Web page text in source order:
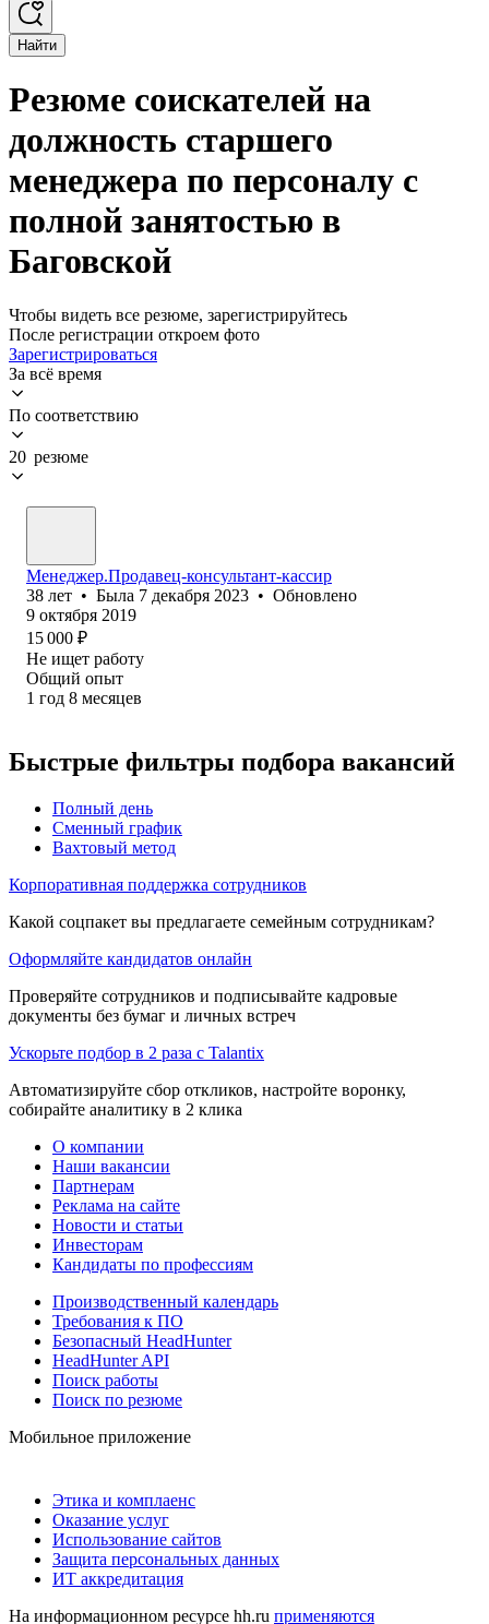
Найти
Резюме соискателей на
должность старшего
менеджера по персоналу с
полной занятостью в
Баговской
Чтобы видеть все резюме, зарегистрируйтесь
После регистрации откроем фото
Зарегистрироваться
За всё время
По соответствию
20 резюме
Менеджер.Продавец-консультант-кассир
38 лет • Была 7 декабря 2023 • Обновлено
9 октября 2019
15 000 ₽
Не ищет работу
Общий опыт
1 год 8 месяцев
Быстрые фильтры подбора вакансий
Полный день
Сменный график
Вахтовый метод
Корпоративная поддержка сотрудников
Какой соцпакет вы предлагаете семейным сотрудникам?
Оформляйте кандидатов онлайн
Проверяйте сотрудников и подписывайте кадровые
документы без бумаг и личных встреч
Ускорьте подбор в 2 раза с Talantix
Автоматизируйте сбор откликов, настройте воронку,
собирайте аналитику в 2 клика
О компании
Наши вакансии
Партнерам
Реклама на сайте
Новости и статьи
Инвесторам
Кандидаты по профессиям
Производственный календарь
Требования к ПО
Безопасный HeadHunter
HeadHunter API
Поиск работы
Поиск по резюме
Мобильное приложение
Этика и комплаенс
Оказание услуг
Использование сайтов
Защита персональных данных
ИТ аккредитация
На информационном ресурсе hh.ru применяются